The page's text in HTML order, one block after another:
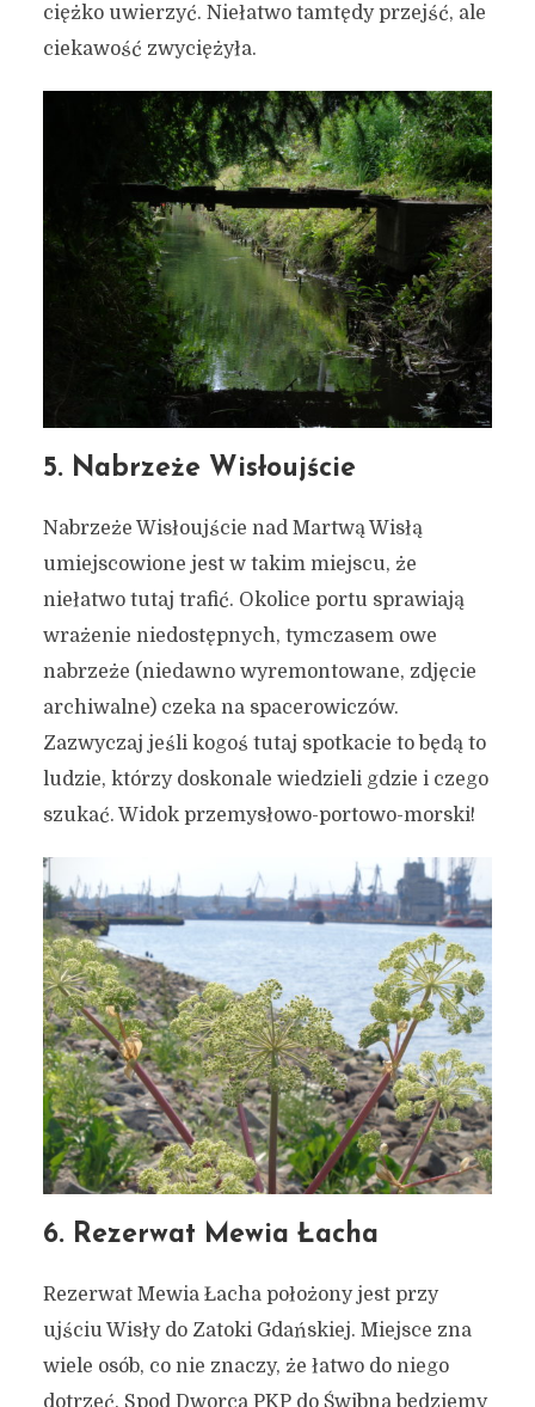
“Niełatwo tutaj trafić, łatwo
się zachwycić” – 7 ukrytych
i stosunkowo trudno
dostępnych miejsc w
Gdańsku
4 min czytania
Autor:
Kamil Sulewski
ciężko uwierzyć. Niełatwo tamtędy przejść, ale
ciekawość zwyciężyła.
5. Nabrzeże Wisłoujście
Nabrzeże Wisłoujście nad Martwą Wisłą
umiejscowione jest w takim miejscu, że
niełatwo tutaj trafić. Okolice portu sprawiają
wrażenie niedostępnych, tymczasem owe
nabrzeże (niedawno wyremontowane, zdjęcie
archiwalne) czeka na spacerowiczów.
Zazwyczaj jeśli kogoś tutaj spotkacie to będą to
ludzie, którzy doskonale wiedzieli gdzie i czego
szukać. Widok przemysłowo-portowo-morski!
6. Rezerwat Mewia Łacha
Rezerwat Mewia Łacha położony jest przy
ujściu Wisły do Zatoki Gdańskiej. Miejsce zna
wiele osób, co nie znaczy, że łatwo do niego
dotrzeć. Spod Dworca PKP do Świbna będziemy